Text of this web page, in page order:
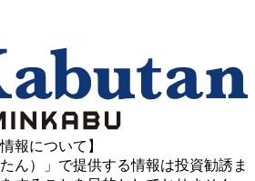
報について】
ん）」で提供する情報は投資勧誘ま